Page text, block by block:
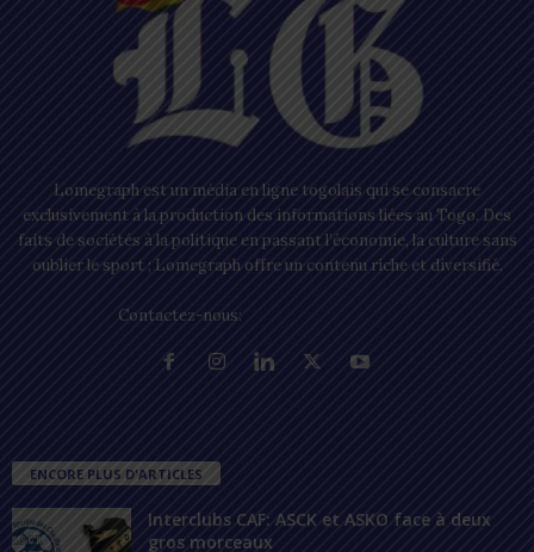
Lomegraph est un média en ligne togolais qui se consacre
exclusivement à la production des informations liées au Togo. Des
faits de sociétés à la politique en passant l’économie, la culture sans
oublier le sport ; Lomegraph offre un contenu riche et diversifié.
Contactez-nous:
ENCORE PLUS D'ARTICLES
Interclubs CAF: ASCK et ASKO face à deux
gros morceaux